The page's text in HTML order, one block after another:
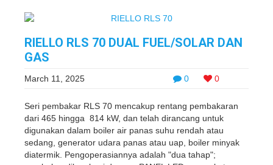
RIELLO RLS 70 DUAL FUEL/SOLAR DAN
GAS
0 0
March 11, 2025
Seri pembakar RLS 70 mencakup rentang pembakaran
dari 465 hingga 814 kW, dan telah dirancang untuk
digunakan dalam boiler air panas suhu rendah atau
sedang, generator udara panas atau uap, boiler minyak
diatermik. Pengoperasiannya adalah "dua tahap";